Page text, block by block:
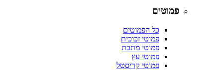
פמוטים
כל הפמוטים
פמוטי זכוכית
פמוטי מתכת
פמוטי עץ
פמוטי קריסטל